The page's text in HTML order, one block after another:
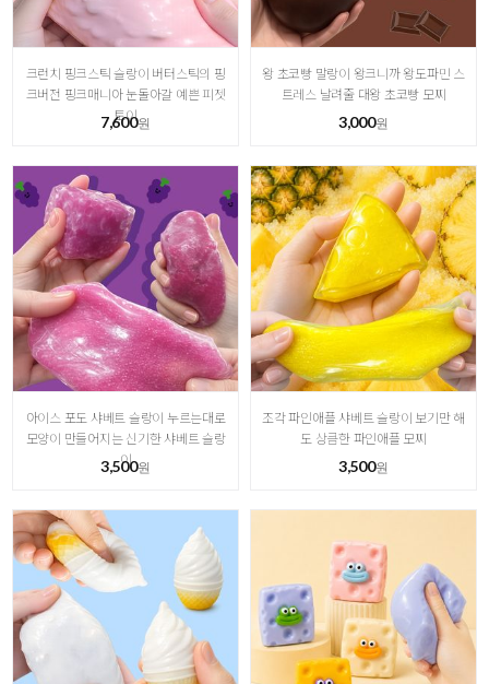
크런치 핑크스틱 슬랑이 버터스틱의 핑
크버전 핑크매니아 눈돌아갈 예쁜 피젯
토이
7,600원
왕 초코빵 말랑이 왕크니까 왕도파민 스
트레스 날려줄 대왕 초코빵 모찌
3,000원
아이스 포도 샤베트 슬랑이 누르는대로
모양이 만들어지는 신기한 샤베트 슬랑
이
3,500원
조각 파인애플 샤베트 슬랑이 보기만 해
도 상큼한 파인애플 모찌
3,500원